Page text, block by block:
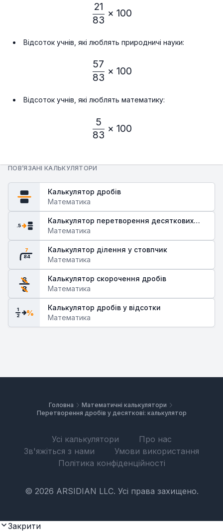
\frac{21}{83} × 100% ≈
83
21
× 100
Відсоток учнів, які люблять природничі науки:
\frac{57}{83} × 100% ≈
83
57
× 100
Відсоток учнів, які люблять математику:
\frac{5}{83} × 100% ≈
83
5
× 100
ПОВ’ЯЗАНІ КАЛЬКУЛЯТОРИ
Калькулятор дробів
Математика
.5
Калькулятор перетворення десяткових
дробів у звичайні
Математика
84
7
Калькулятор ділення у стовпчик
Математика
6
8
Калькулятор скорочення дробів
Математика
1
2 %
Калькулятор дробів у відсотки
Математика
Головна
Математичні калькулятори
Перетворення дробів у десяткові: калькулятор
Усі калькулятори
Про нас
Зв'яжіться з нами
Умови використання
Політика конфіденційності
© 2026 ARSIDIAN LLC. Усі права захищено.
Закрити